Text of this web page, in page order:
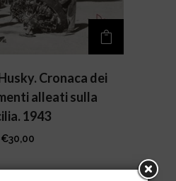
Cronaca dei
alleati sulla
1943
€30,00